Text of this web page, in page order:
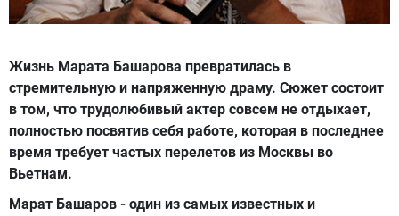
Жизнь Марата Башарова превратилась в
стремительную и напряженную драму. Сюжет состоит
в том, что трудолюбивый актер совсем не отдыхает,
полностью посвятив себя работе, которая в последнее
время требует частых перелетов из Москвы во
Вьетнам.
Марат Башаров - один из самых известных и